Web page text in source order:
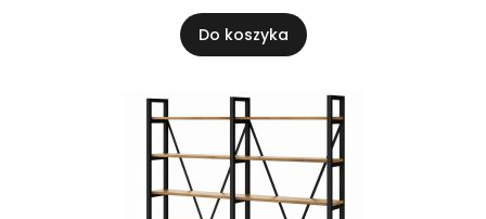
Do koszyka